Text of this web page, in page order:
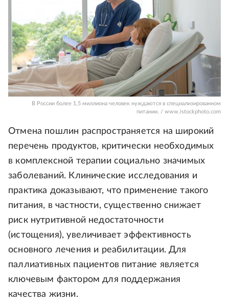
В России более 1,5 миллиона человек нуждаются в специализированном
питании. / www.istockphoto.com
Отмена пошлин распространяется на широкий
перечень продуктов, критически необходимых
в комплексной терапии социально значимых
заболеваний. Клинические исследования и
практика доказывают, что применение такого
питания, в частности, существенно снижает
риск нутритивной недостаточности
(истощения), увеличивает эффективность
основного лечения и реабилитации. Для
паллиативных пациентов питание является
ключевым фактором для поддержания
качества жизни.